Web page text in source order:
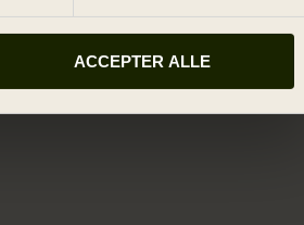
ACCEPTER ALLE